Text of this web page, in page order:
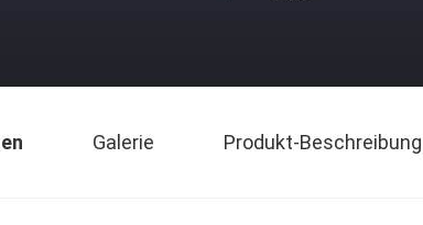
Galerie Produkt-Beschreibung